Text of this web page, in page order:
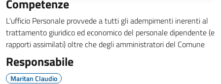
Competenze
L'ufficio Personale provvede a tutti gli adempimenti inerenti al
trattamento giuridico ed economico del personale dipendente (e
rapporti assimilati) oltre che degli amministratori del Comune
Responsabile
Maritan Claudio